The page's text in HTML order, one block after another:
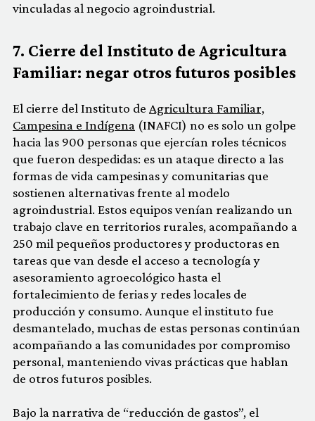
vinculadas al negocio agroindustrial.
7. Cierre del Instituto de Agricultura
Familiar: negar otros futuros posibles
El cierre del Instituto de Agricultura Familiar,
Campesina e Indígena (INAFCI) no es solo un golpe
hacia las 900 personas que ejercían roles técnicos
que fueron despedidas: es un ataque directo a las
formas de vida campesinas y comunitarias que
sostienen alternativas frente al modelo
agroindustrial. Estos equipos venían realizando un
trabajo clave en territorios rurales, acompañando a
250 mil pequeños productores y productoras en
tareas que van desde el acceso a tecnología y
asesoramiento agroecológico hasta el
fortalecimiento de ferias y redes locales de
producción y consumo. Aunque el instituto fue
desmantelado, muchas de estas personas continúan
acompañando a las comunidades por compromiso
personal, manteniendo vivas prácticas que hablan
de otros futuros posibles.
Bajo la narrativa de “reducción de gastos”, el